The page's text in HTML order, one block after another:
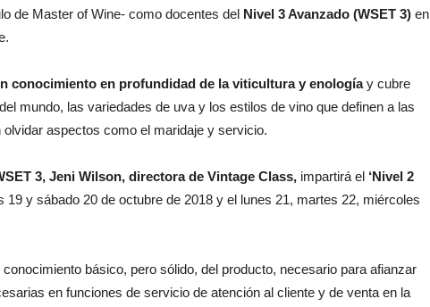
de Master of Wine- como docentes del Nivel 3 Avanzado (WSET 3) en
conocimiento en profundidad de la viticultura y enologíay cubre
mundo, las variedades de uva y los estilos de vino que definen a las
aspectos como el maridaje y servicio.
3, Jeni Wilson, directora de Vintage Class, impartirá el ‘Nivel 2
19 y sábado 20 de octubre de 2018 y el lunes 21, martes 22, miércoles
conocimiento básico, pero sólido, del producto, necesario para afianzar
en funciones de servicio de atención al cliente y de venta en la